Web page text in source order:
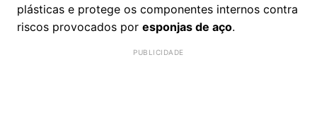
plásticas e protege os componentes internos contra
riscos provocados por esponjas de aço.